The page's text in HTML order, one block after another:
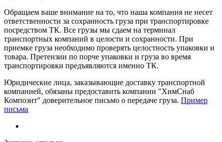
Обращаем ваше внимание на то, что наша компания не несет
ответственности за сохранность груза при транспортировке
посредством ТК. Все грузы мы сдаем на терминал
транспортных компаний в целости и сохранности. При
приемке груза необходимо проверять целостность упаковки и
товара. Претензии по порче упаковки и груза во время
транспортировки предъявляются именно ТК.
Юридические лица, заказывающие доставку транспортной
компанией, обязаны предоставить компании "ХимСнаб
Композит" доверительное письмо о передаче груза. Пример
письма